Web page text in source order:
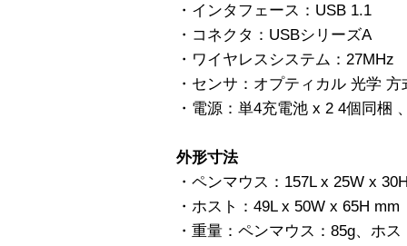
・インタフェース：USB 1.1
・コネクタ：USBシリーズA
・ワイヤレスシステム：27MHz
・センサ：オプティカル 光学 方
・電源：単4充電池 x 2 4個同梱
外形寸法
・ペンマウス：157L x 25W x
・ホスト：49L x 50W x 65H mm
・重量：ペンマウス：85g、ホス